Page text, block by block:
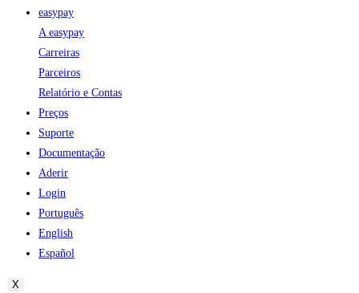
easypay
A easypay
Carreiras
Parceiros
Relatório e Contas
Preços
Suporte
Documentação
Aderir
Login
Português
English
Español
X